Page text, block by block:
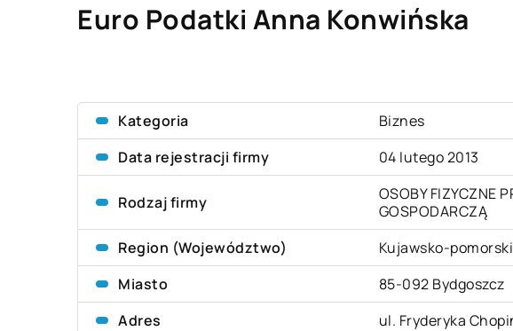
Euro Podatki Anna Konwińska
Kategoria
Biznes
Data rejestracji firmy
04 lutego 2013
Rodzaj firmy
OSOBY FIZYCZNE
GOSPODARCZĄ
Region (Województwo)
Kujawsko-
Miasto
85-092 Bydgoszcz
Adres
ul. Fryderyka